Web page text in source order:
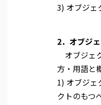
3) オブジェ
2．オブジ
オブジェ
方・用語と
1) オブジェ
クトのもつ